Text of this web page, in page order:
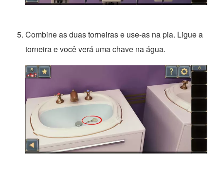
Combine as duas torneiras e use-as na pia. Ligue a
torneira e você verá uma chave na água.